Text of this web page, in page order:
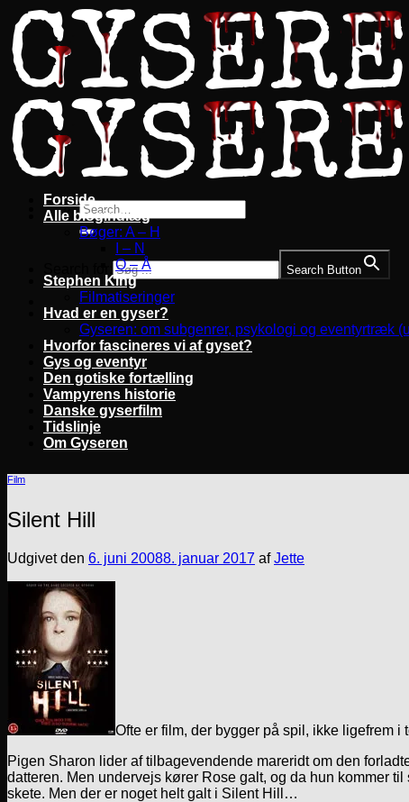
Fortsæt
til
indhold
Search Button
Forside
Alle blogindlæg
Bøger: A – H
I – N
O – Å
Stephen King
Filmatiseringer
Hvad er en gyser?
Gyseren: om subgenrer, psykologi og eventyrtræk
Hvorfor fascineres vi af gyset?
Gys og eventyr
Den gotiske fortælling
Vampyrens historie
Danske gyserfilm
Tidslinje
Om Gyseren
Film
Silent Hill
Udgivet den 6. juni 20088. januar 2017 afJette
Ofte er film, der bygger på spil, ikke ligefrem
Pigen Sharon lider af tilbagevendende mareridt om den
datteren. Men undervejs kører Rose galt, og da hun kommer
skete. Men der er noget helt galt i Silent Hill…